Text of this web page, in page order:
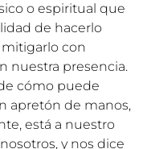
o espiritual que
de hacerlo
mitigarlo con
nuestra presencia.
cómo puede
apretón de manos,
está a nuestro
y nos dice